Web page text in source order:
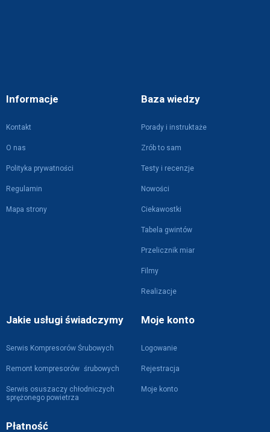
Informacje
Kontakt
O nas
Polityka prywatności
Regulamin
Mapa strony
Baza wiedzy
Porady i instruktaże
Zrób to sam
Testy i recenzje
Nowości
Ciekawostki
Tabela gwintów
Przelicznik miar
Filmy
Realizacje
Jakie usługi świadczymy
Serwis Kompresorów Śrubowych
Remont kompresorów śrubowych
Serwis osuszaczy chłodniczych
sprężonego powietrza
Moje konto
Logowanie
Rejestracja
Moje konto
Płatność